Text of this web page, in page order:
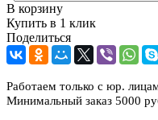
В корзину
Купить в 1 клик
Поделиться
Работаем только с юр.
Минимальный заказ 5000